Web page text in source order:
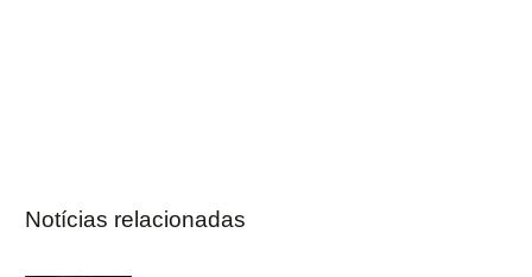
Notícias relacionadas